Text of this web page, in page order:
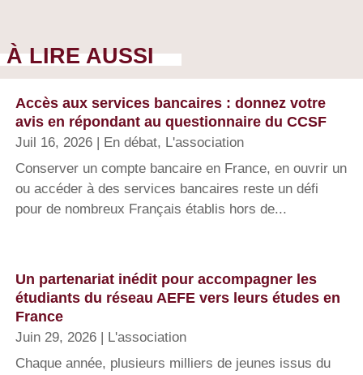
À LIRE AUSSI
Accès aux services bancaires : donnez votre
avis en répondant au questionnaire du CCSF
Juil 16, 2026 En débat, L'association
Conserver un compte bancaire en France, en ouvrir un
ou accéder à des services bancaires reste un défi
pour de nombreux Français établis hors de...
Un partenariat inédit pour accompagner les
étudiants du réseau AEFE vers leurs études en
France
Juin 29, 2026
L'association
Chaque année, plusieurs milliers de jeunes issus du